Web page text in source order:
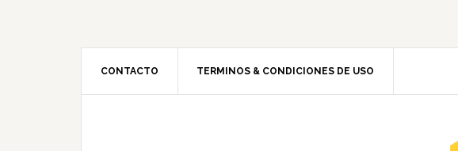
CONTACTO TERMINOS & CONDICIONES DE USO